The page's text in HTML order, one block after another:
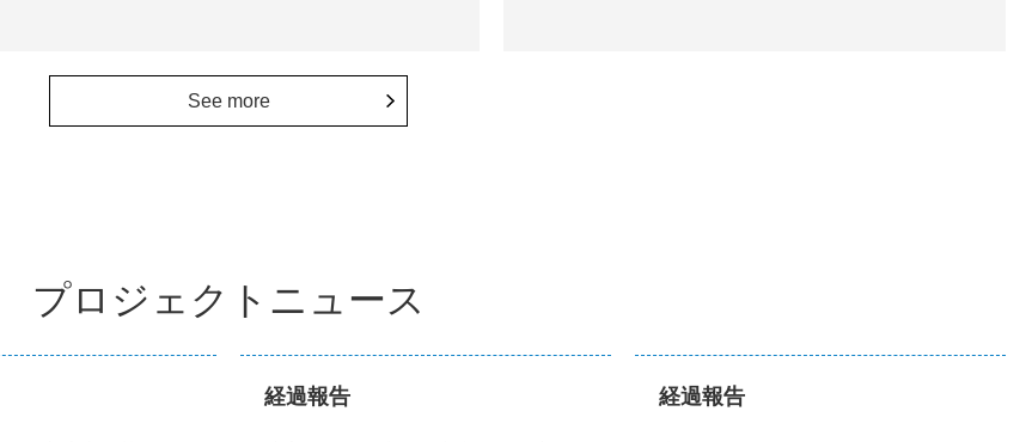
See more
プロジェクトニュース
経過報告 経過報告